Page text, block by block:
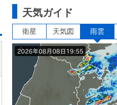
天気ガイド
衛星 天気図 雨雲